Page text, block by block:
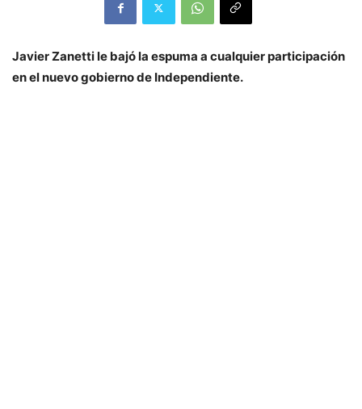
Javier Zanetti le bajó la espuma a cualquier participación
en el nuevo gobierno de Independiente.